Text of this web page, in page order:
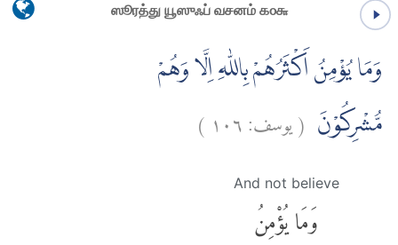
ஸூரத்து யூஸுஃப் வசனம் ௧௦௬
وَمَا يُؤْمِنُ اَكْثَرُهُمْ بِاللّٰهِ اِلَّا وَهُمْ
مُّشْرِكُوْنَ (يوسف:١٠٦ )
And not believe
وَمَا يُؤْمِنُ